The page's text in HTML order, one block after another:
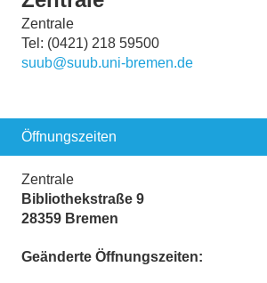
Zentrale
Tel: (0421) 218 59500
suub@suub.uni-bremen.de
Öffnungszeiten
Zentrale
Bibliothekstraße 9
28359 Bremen
Geänderte Öffnungszeiten: